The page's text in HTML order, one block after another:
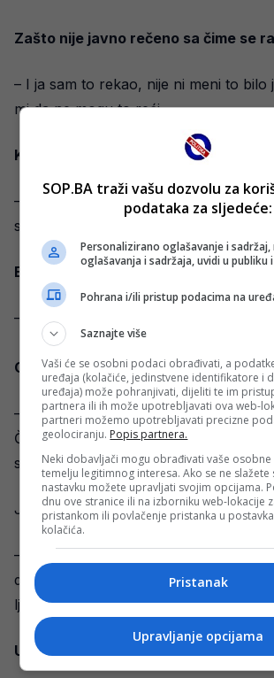
Zašto nije javno rečeno sa čime se
– I ja sam to rekao, nije ni meni to bilo
mi da ne mogu to reći.
Kako je financiran Gattuso?
– Moraju se naći sredstva, rečeno mi
sredstva iz prodaje ulagati u kupovinu.
Budućnost Nikole Kalinića?
– Odmorit ću se prvo.
Očekujete li odgovor iz Hajduka?
– Sve što sam rekao je istina. Ni o
Čvrsto stojim iza svojih riječi i to je
svi žele to prikriti, ali to je tako.
Je li to put ka ozdravljenju kluba?
– Ne vjerujem, dovest će oni novog
direktora i ide se dalje. Mi smo klub za
ljudi u Hrvatskoj, a vodi se amaterski.
U petak je derbi na Maksimiru…
SOP.BA traži vašu dozvolu za
podataka za sljedeće:
Personalizirano oglašavanje i
oglašavanja i sadržaja, uvidi u publiku
Pohrana i/ili pristup podacima na
Saznajte više
Vaši će se osobni podaci obrađivati, a
uređaja (kolačiće, jedinstvene identifikatore i
uređaja) može pohranjivati, dijeliti te im
partnera ili ih može upotrebljavati ova web-
partneri možemo upotrebljavati precizne
geolociranju. Popis partnera.
Neki dobavljači mogu obrađivati vaše
temelju legitimnog interesa. Ako se ne slažete
nastavku možete upravljati svojim opcijama.
dnu ove stranice ili na izborniku web-lokacije
pristankom ili povlačenje pristanka u
kolačića.
Pristanak
Upravljanje opcijama